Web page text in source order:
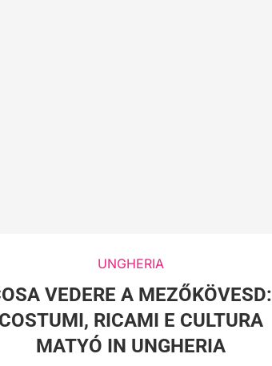
UNGHERIA
VEDERE A MEZŐKÖVESD:
COSTUMI, RICAMI E CULTURA
MATYÓ IN UNGHERIA